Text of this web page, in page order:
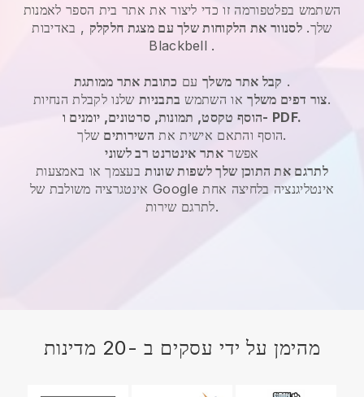
השתמש בפלטפורמה זו כדי ליצור את אתר בית הספר לאמנות
שלך. לסנוור את הלקוחות שלך עם מצגת חלקלק , באדיבות
Blackbell .
קבל אתר משלך עם כתובת אתר ממותגת
.
צור דפים משלךאו השתמש בתבניות
שלנו לקבלת הנחיות.
הוסף טקסט, תמונות, סרטונים, יומנים ו- PDF.
הוסף והתאם אישית את השירותים
שלך.
אפשראתר אינטרנט רב לשוני
לתרגם את התוכן שלך לשפות שונותבעצמך או באמצעות
אינטגרציה משולבת של Google אינטליגנציה בלחיצה אחת
לתרגם שירות.
מהימן על ידי עסקים ב -20 מדינות